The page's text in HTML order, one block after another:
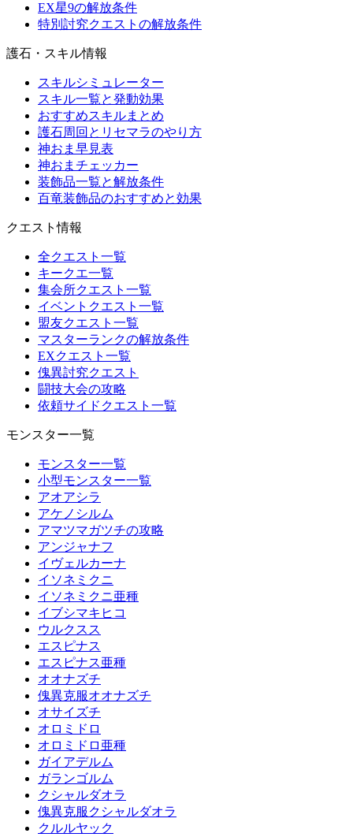
EX星9の解放条件
特別討究クエストの解放条件
護石・スキル情報
スキルシミュレーター
スキル一覧と発動効果
おすすめスキルまとめ
護石周回とリセマラのやり方
神おま早見表
神おまチェッカー
装飾品一覧と解放条件
百竜装飾品のおすすめと効果
クエスト情報
全クエスト一覧
キークエ一覧
集会所クエスト一覧
イベントクエスト一覧
盟友クエスト一覧
マスターランクの解放条件
EXクエスト一覧
傀異討究クエスト
闘技大会の攻略
依頼サイドクエスト一覧
モンスター一覧
モンスター一覧
小型モンスター一覧
アオアシラ
アケノシルム
アマツマガツチの攻略
アンジャナフ
イヴェルカーナ
イソネミクニ
イソネミクニ亜種
イブシマキヒコ
ウルクスス
エスピナス
エスピナス亜種
オオナズチ
傀異克服オオナズチ
オサイズチ
オロミドロ
オロミドロ亜種
ガイアデルム
ガランゴルム
クシャルダオラ
傀異克服クシャルダオラ
クルルヤック